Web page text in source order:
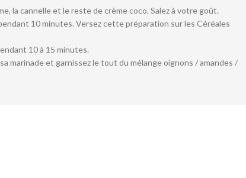
la cannelle et le reste de crème coco. Salez à votre goût.
10 minutes. Versez cette préparation sur les Céréales
10 à 15 minutes.
marinade et garnissez le tout du mélange oignons / amandes /